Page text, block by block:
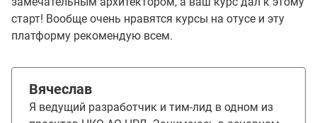
старт! Вообще очень нравятся курсы на отусе и эту
платформу рекомендую всем.
Вячеслав
Я ведущий разработчик и тим-лид в одном из